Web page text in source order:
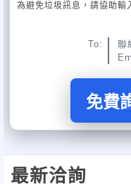
為避免垃圾訊息，請協助輸
To:
聯
免費
最新洽詢